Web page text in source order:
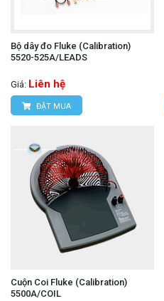
Bộ dây đo Fluke (Calibration)
5520-525A/LEADS
Giá: Liên hệ
ĐẶT MUA
Cuộn Coi Fluke (Calibration)
5500A/COIL